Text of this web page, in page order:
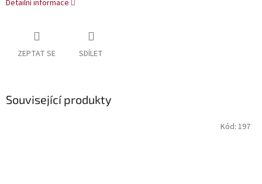
Detailní informace
ZEPTAT SE SDÍLET
Související produkty
Kód: 197